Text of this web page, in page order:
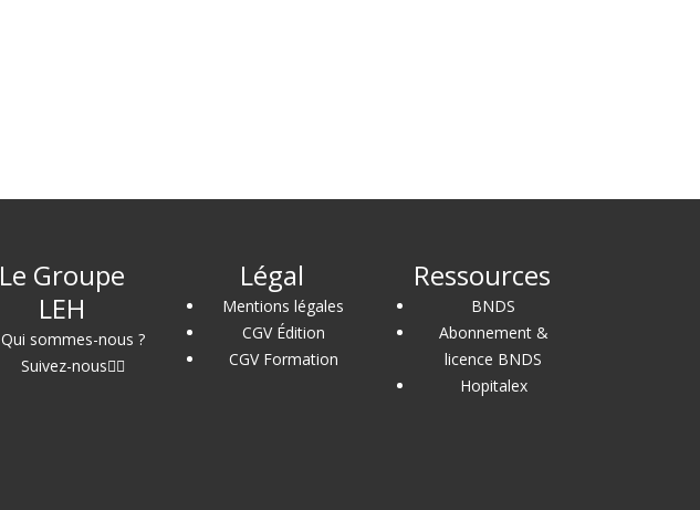
Le Groupe
LEH
Qui sommes-nous ?
Suivez-nous
Légal
Mentions légales
CGV Édition
CGV Formation
Ressources
BNDS
Abonnement &
licence BNDS
Hopitalex